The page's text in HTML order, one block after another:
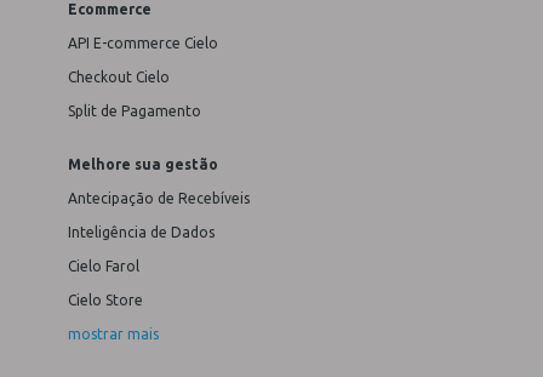
Ecommerce
API E-commerce Cielo
Checkout Cielo
Split de Pagamento
Melhore sua gestão
Antecipação de Recebíveis
Inteligência de Dados
Cielo Farol
Cielo Store
mostrar mais